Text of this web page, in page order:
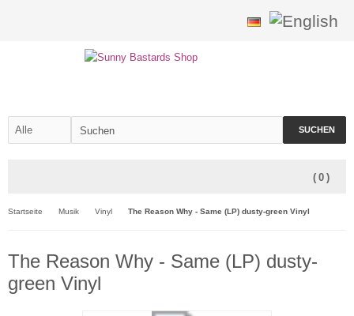
SUCHEN
( 0 )
Startseite Musik Vinyl The Reason Why - Same (LP) dusty-green Vinyl
The Reason Why - Same (LP) dusty-
green Vinyl